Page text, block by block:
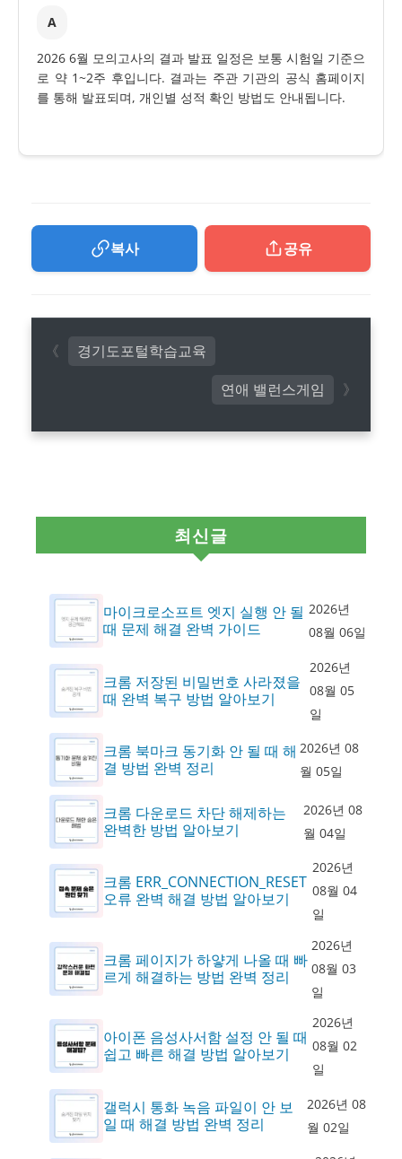
A
2026 6월 모의고사의 결과 발표 일정은 보통 시험일 기준으
로 약 1~2주 후입니다. 결과는 주관 기관의 공식 홈페이지
를 통해 발표되며, 개인별 성적 확인 방법도 안내됩니다.
복사 공유
연애 밸런스게임
경기도포털학습교육
최신글
마이크로소프트 엣지 실행 안 될
때 문제 해결 완벽 가이드
2026년
08월 06일
크롬 저장된 비밀번호 사라졌을
때 완벽 복구 방법 알아보기
2026년
08월 05
일
크롬 북마크 동기화 안 될 때 해
결 방법 완벽 정리
2026년 08
월 05일
크롬 다운로드 차단 해제하는
완벽한 방법 알아보기
2026년 08
월 04일
크롬 ERR_CONNECTION_RESET
오류 완벽 해결 방법 알아보기
2026년
08월 04
일
크롬 페이지가 하얗게 나올 때 빠
르게 해결하는 방법 완벽 정리
2026년
08월 03
일
아이폰 음성사서함 설정 안 될 때
쉽고 빠른 해결 방법 알아보기
2026년
08월 02
일
갤럭시 통화 녹음 파일이 안 보
일 때 해결 방법 완벽 정리
2026년 08
월 02일